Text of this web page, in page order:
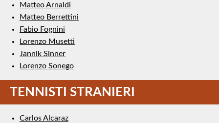
Matteo Arnaldi
Matteo Berrettini
Fabio Fognini
Lorenzo Musetti
Jannik Sinner
Lorenzo Sonego
TENNISTI STRANIERI
Carlos Alcaraz